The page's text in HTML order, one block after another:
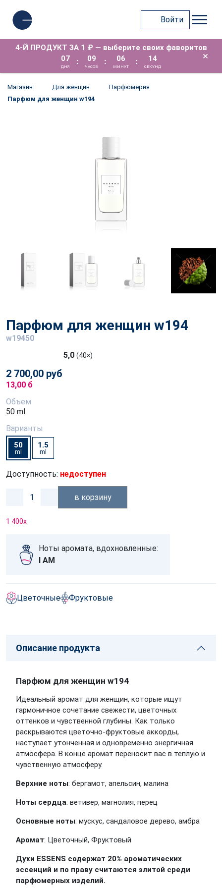
Войти
4-Й ПРОДУКТ ЗА 1 ₽ — выберите своих фаворитов
07
ДНЯ
: 09
ЧАСОВ
: 06
МИНУТ
: 14
СЕКУНД
×
Магазин Для женщин
Парфюмерия
Парфюм для женщин w194
Парфюм для женщин w194
w19450
5,0 (40×)
2 700,00 руб
13,00 б
Объем
50 ml
Варианты
50
ml
1.5
ml
Доступность: недоступен
в корзину
1 400x
Ноты аромата, вдохновленные:
I AM
Цветочные Фруктовые
Описание продукта
Парфюм для женщин w194
Идеальный аромат для женщин, которые ищут
гармоничное сочетание свежести, цветочных
оттенков и чувственной глубины. Как только
раскрываются цветочно-фруктовые аккорды,
наступает утонченная и одновременно энергичная
атмосфера. В конце аромат переносит вас в теплую и
чувственную атмосферу.
Верхние ноты: бергамот, апельсин, малина
Ноты сердца: ветивер, магнолия, перец
Основные ноты: мускус, сандаловое дерево, амбра
Аромат: Цветочный, Фруктовый
Духи ESSENS содержат 20% ароматических
эссенций и по праву считаются элитой среди
парфюмерных изделий.